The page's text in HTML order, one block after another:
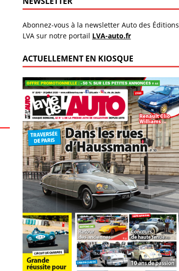
Abonnez-vous à la newsletter Auto des Éditions
LVA sur notre portail LVA-auto.fr
ACTUELLEMENT EN KIOSQUE